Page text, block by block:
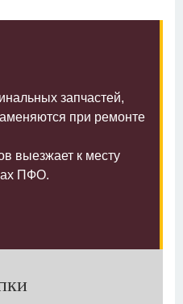
запчастей,
при ремонте
выезжает к месту
ПФО.